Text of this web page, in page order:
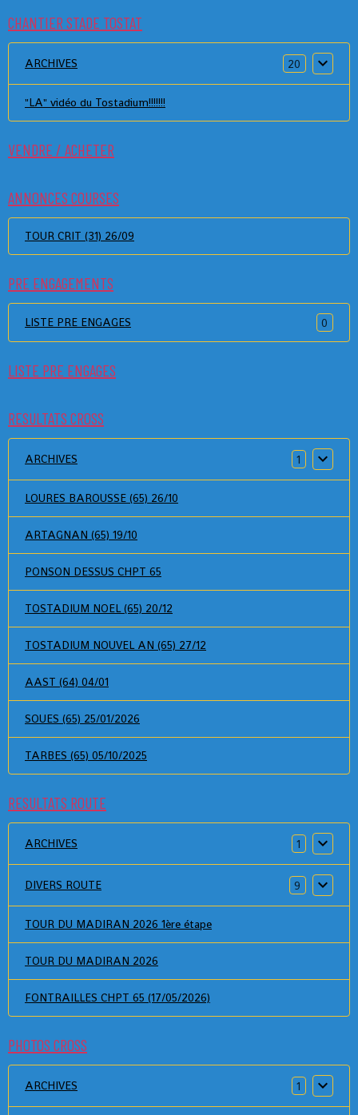
CHANTIER STADE TOSTAT
ARCHIVES 20
"LA" vidéo du Tostadium!!!!!!!
VENDRE / ACHETER
ANNONCES COURSES
TOUR CRIT (31) 26/09
PRE ENGAGEMENTS
LISTE PRE ENGAGES 0
LISTE PRE ENGAGES
RESULTATS CROSS
ARCHIVES 1
LOURES BAROUSSE (65) 26/10
ARTAGNAN (65) 19/10
PONSON DESSUS CHPT 65
TOSTADIUM NOEL (65) 20/12
TOSTADIUM NOUVEL AN (65) 27/12
AAST (64) 04/01
SOUES (65) 25/01/2026
TARBES (65) 05/10/2025
RESULTATS ROUTE
ARCHIVES 1
DIVERS ROUTE 9
TOUR DU MADIRAN 2026 1ère étape
TOUR DU MADIRAN 2026
FONTRAILLES CHPT 65 (17/05/2026)
PHOTOS CROSS
ARCHIVES 1